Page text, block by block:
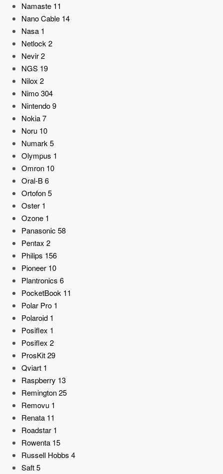
Namaste 11
Nano Cable 14
Nasa 1
Netlock2
Nevir2
NGS 19
Nilox 2
Nimo304
Nintendo9
Nokia7
Noru 10
Numark5
Olympus 1
Omron 10
Oral-B6
Ortofon5
Oster 1
Ozone 1
Panasonic 58
Pentax 2
Philips 156
Pioneer 10
Plantronics 6
PocketBook 11
Polar Pro 1
Polaroid 1
Posiflex 1
Posiflex 2
ProsKit29
Qviart 1
Raspberry 13
Remington25
Removu 1
Renata 11
Roadstar 1
Rowenta 15
Russell Hobbs 4
Saft5